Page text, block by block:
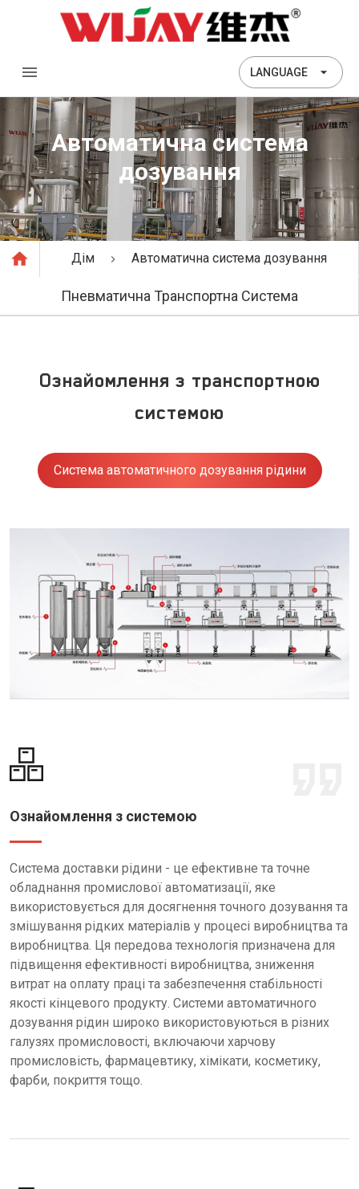
LANGUAGE
Автоматична система
дозування
Дім Автоматична система дозування
Пневматична Транспортна Система
Ознайомлення з транспортною
системою
Система автоматичного дозування рідини
Ознайомлення з системою
Система доставки рідини - це ефективне та точне
обладнання промислової автоматизації, яке
використовується для досягнення точного дозування та
змішування рідких матеріалів у процесі виробництва та
виробництва. Ця передова технологія призначена для
підвищення ефективності виробництва, зниження
витрат на оплату праці та забезпечення стабільності
якості кінцевого продукту. Системи автоматичного
дозування рідин широко використовуються в різних
галузях промисловості, включаючи харчову
промисловість, фармацевтику, хімікати, косметику,
фарби, покриття тощо.